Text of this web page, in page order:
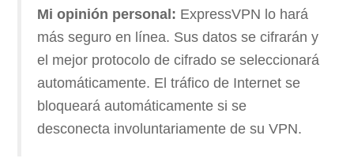
Mi opinión personal: ExpressVPN lo hará
más seguro en línea. Sus datos se cifrarán y
el mejor protocolo de cifrado se seleccionará
automáticamente. El tráfico de Internet se
bloqueará automáticamente si se
desconecta involuntariamente de su VPN.